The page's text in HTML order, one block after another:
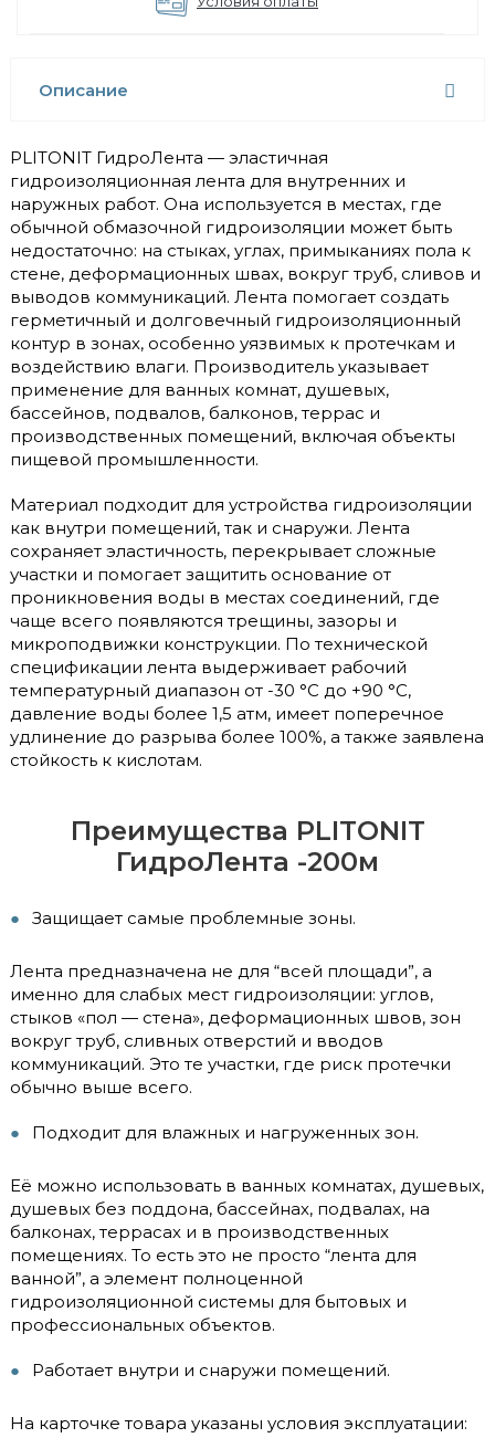
Описание
PLITONIT ГидроЛента — эластичная
гидроизоляционная лента для внутренних и
наружных работ. Она используется в местах, где
обычной обмазочной гидроизоляции может быть
недостаточно: на стыках, углах, примыканиях пола к
стене, деформационных швах, вокруг труб, сливов и
выводов коммуникаций. Лента помогает создать
герметичный и долговечный гидроизоляционный
контур в зонах, особенно уязвимых к протечкам и
воздействию влаги. Производитель указывает
применение для ванных комнат, душевых,
бассейнов, подвалов, балконов, террас и
производственных помещений, включая объекты
пищевой промышленности.
Материал подходит для устройства гидроизоляции
как внутри помещений, так и снаружи. Лента
сохраняет эластичность, перекрывает сложные
участки и помогает защитить основание от
проникновения воды в местах соединений, где
чаще всего появляются трещины, зазоры и
микроподвижки конструкции. По технической
спецификации лента выдерживает рабочий
температурный диапазон от -30 °C до +90 °C,
давление воды более 1,5 атм, имеет поперечное
удлинение до разрыва более 100%, а также заявлена
стойкость к кислотам.
Преимущества PLITONIT
ГидроЛента -200м
Защищает самые проблемные зоны.
Лента предназначена не для “всей площади”, а
именно для слабых мест гидроизоляции: углов,
стыков «пол — стена», деформационных швов, зон
вокруг труб, сливных отверстий и вводов
коммуникаций. Это те участки, где риск протечки
обычно выше всего.
Подходит для влажных и нагруженных зон.
Её можно использовать в ванных комнатах, душевых,
душевых без поддона, бассейнах, подвалах, на
балконах, террасах и в производственных
помещениях. То есть это не просто “лента для
ванной”, а элемент полноценной
гидроизоляционной системы для бытовых и
профессиональных объектов.
Работает внутри и снаружи помещений.
На карточке товара указаны условия эксплуатации: